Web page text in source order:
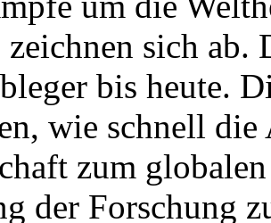
zeichnen sich
bis heute.
wie schnell die
zum
der Forschung